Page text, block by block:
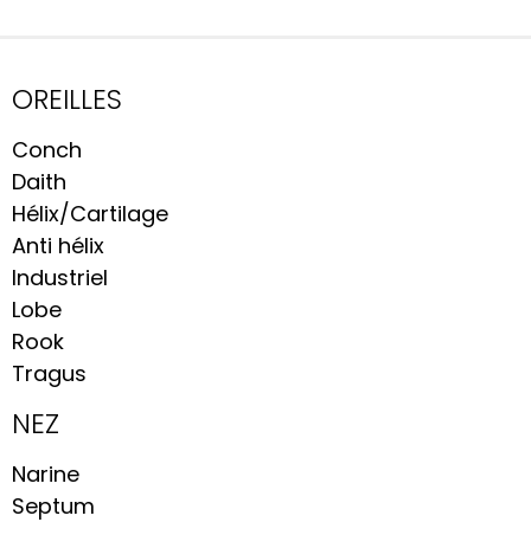
OREILLES
Conch
Daith
Hélix/Cartilage
Anti hélix
Industriel
Lobe
Rook
Tragus
NEZ
Narine
Septum